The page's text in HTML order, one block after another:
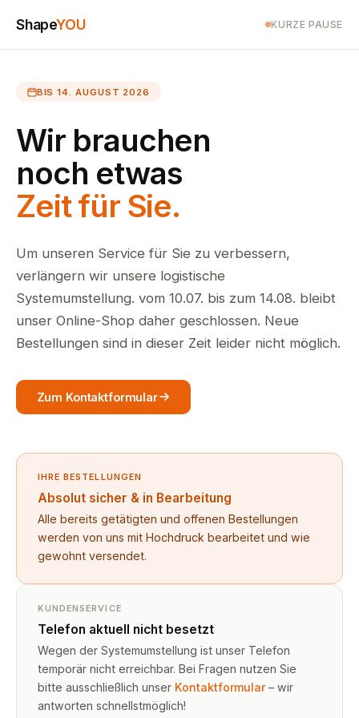
ShapeYOU KURZE PAUSE
BIS 14. AUGUST 2026
Wir brauchen
noch etwas
Zeit für Sie.
Um unseren Service für Sie zu verbessern,
verlängern wir unsere logistische
Systemumstellung. vom 10.07. bis zum 14.08. bleibt
unser Online-Shop daher geschlossen. Neue
Bestellungen sind in dieser Zeit leider nicht möglich.
Zum Kontaktformular
IHRE BESTELLUNGEN
Absolut sicher & in Bearbeitung
Alle bereits getätigten und offenen Bestellungen
werden von uns mit Hochdruck bearbeitet und wie
gewohnt versendet.
KUNDENSERVICE
Telefon aktuell nicht besetzt
Wegen der Systemumstellung ist unser Telefon
temporär nicht erreichbar. Bei Fragen nutzen Sie
bitte ausschließlich unser Kontaktformular– wir
antworten schnellstmöglich!